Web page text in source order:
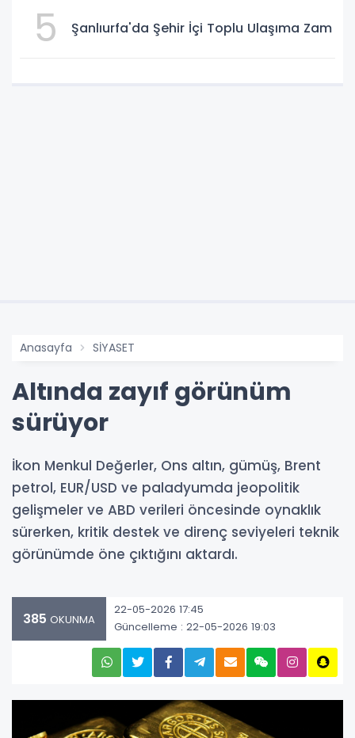
5 Şanlıurfa'da Şehir İçi Toplu Ulaşıma Zam
Anasayfa SİYASET
Altında zayıf görünüm
sürüyor
İkon Menkul Değerler, Ons altın, gümüş, Brent
petrol, EUR/USD ve paladyumda jeopolitik
gelişmeler ve ABD verileri öncesinde oynaklık
sürerken, kritik destek ve direnç seviyeleri teknik
görünümde öne çıktığını aktardı.
385 OKUNMA
22-05-2026 17:45
Güncelleme : 22-05-2026 19:03